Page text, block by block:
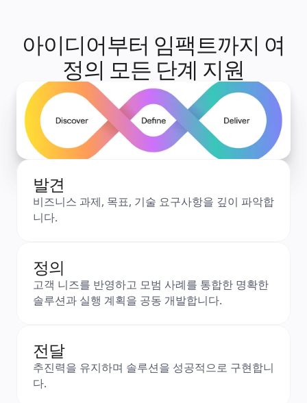
아이디어부터 임팩트까지 여
정의 모든 단계 지원
발견
비즈니스 과제, 목표, 기술 요구사항을 깊이 파악합
니다.
정의
고객 니즈를 반영하고 모범 사례를 통합한 명확한
솔루션과 실행 계획을 공동 개발합니다.
전달
추진력을 유지하며 솔루션을 성공적으로 구현합니
다.